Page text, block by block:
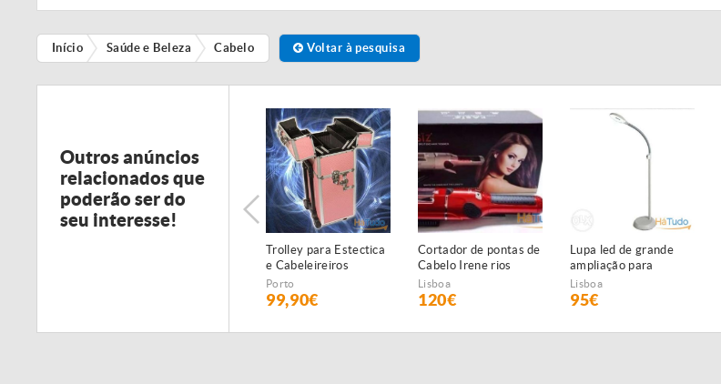
Início Saúde e Beleza Cabelo Voltar à pesquisa
Outros anúncios
relacionados que
poderão ser do
seu interesse!
Trolley para Estectica
e Cabeleireiros
Porto
99,90€
Cortador de pontas de
Cabelo Irene rios
NOVAS
Lisboa
120€
Lupa led de grande
ampliação para
estética NOVA
Lisboa
95€